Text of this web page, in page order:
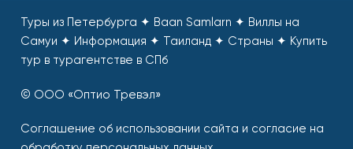
Туры из Петербурга ✦ Baan Samlarn ✦ Виллы на
Самуи ✦ Информация ✦ Таиланд ✦ Страны ✦ Купить
тур в турагентстве в СПб
© ООО «Оптио Тревэл»
Соглашение об использовании сайта и согласие на